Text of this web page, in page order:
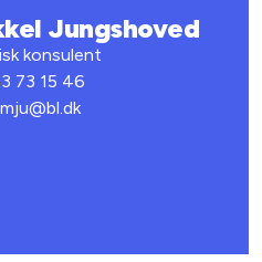
Jungshoved
konsulent
73 15 46